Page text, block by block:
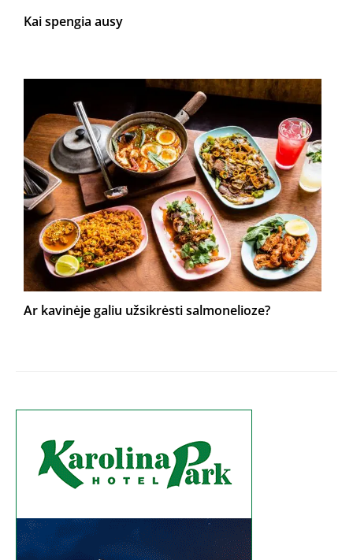
Kai spengia ausy
Ar kavinėje galiu užsikrėsti salmonelioze?